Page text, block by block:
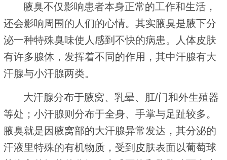
腋臭不仅影响患者本身正常的工作和生活，
还会影响周围的人们的心情。其实腋臭是腋下分
泌一种特殊臭味使人感到不快的病患。人体皮肤
有许多腺体，发挥着不同的作用，其中汗腺有大
汗腺与小汗腺两类。
大汗腺分布于腋窝、乳晕、肛/门和外生殖器
等处；小汗腺则分布于全身、手掌与足趾较多。
腋臭就是因腋窝部的大汗腺异常发达，其分泌的
汗液里特殊的有机物质，受到皮肤表面以葡萄球